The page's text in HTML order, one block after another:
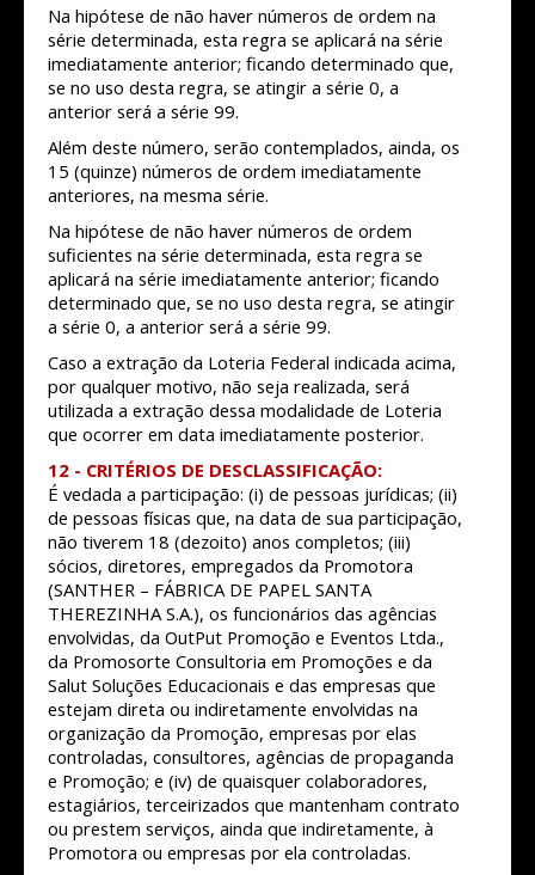
Na hipótese de não haver números de ordem na
série determinada, esta regra se aplicará na série
imediatamente anterior; ficando determinado que,
se no uso desta regra, se atingir a série 0, a
anterior será a série 99.
Além deste número, serão contemplados, ainda, os
15 (quinze) números de ordem imediatamente
anteriores, na mesma série.
Na hipótese de não haver números de ordem
suficientes na série determinada, esta regra se
aplicará na série imediatamente anterior; ficando
determinado que, se no uso desta regra, se atingir
a série 0, a anterior será a série 99.
Caso a extração da Loteria Federal indicada acima,
por qualquer motivo, não seja realizada, será
utilizada a extração dessa modalidade de Loteria
que ocorrer em data imediatamente posterior.
12 - CRITÉRIOS DE DESCLASSIFICAÇÃO:
É vedada a participação: (i) de pessoas jurídicas; (ii)
de pessoas físicas que, na data de sua participação,
não tiverem 18 (dezoito) anos completos; (iii)
sócios, diretores, empregados da Promotora
(SANTHER – FÁBRICA DE PAPEL SANTA
THEREZINHA S.A.), os funcionários das agências
envolvidas, da OutPut Promoção e Eventos Ltda.,
da Promosorte Consultoria em Promoções e da
Salut Soluções Educacionais e das empresas que
estejam direta ou indiretamente envolvidas na
organização da Promoção, empresas por elas
controladas, consultores, agências de propaganda
e Promoção; e (iv) de quaisquer colaboradores,
estagiários, terceirizados que mantenham contrato
ou prestem serviços, ainda que indiretamente, à
Promotora ou empresas por ela controladas.